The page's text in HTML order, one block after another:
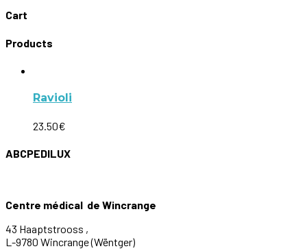
Cart
Products
Ravioli
23.50€
ABCPEDILUX
Centre médical de Wincrange
43 Haaptstrooss ,
L-9780 Wincrange (Wëntger)